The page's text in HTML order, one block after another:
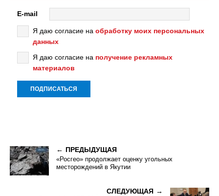
E-mail
Я даю согласие на обработку моих персональных
данных
Я даю согласие на получение рекламных
материалов
ПРЕДЫДУЩАЯ
«Росгео» продолжает оценку угольных
месторождений в Якутии
СЛЕДУЮЩАЯ